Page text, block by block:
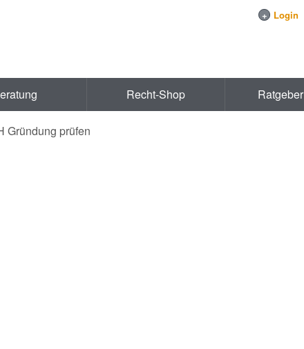
+ Login
Recht-Shop Ratgeber
Gründung prüfen